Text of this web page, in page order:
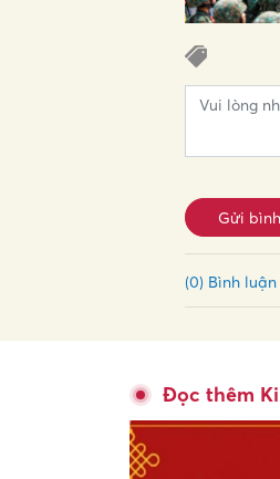
Gửi
(0) Bình luận
Đọc thêm